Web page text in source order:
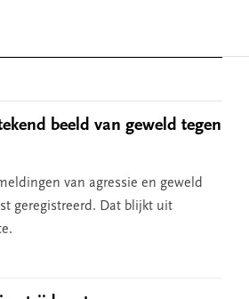
beeld van geweld tegen
van agressie en geweld
geregistreerd. Dat blijkt uit